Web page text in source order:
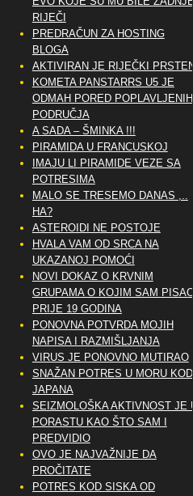
RIJEČI
PREDRAČUN ZA HOSTING
BLOGA
AKTIVIRAN JE RIJEČKI PRSTEN
KOMETA PANSTARRS U5 JE
ODMAH PORED POPLAVLJENIH
PODRUČJA
A SADA – ŠMINKA !!!
PIRAMIDA U FRANCUSKOJ
IMAJU LI PIRAMIDE VEZE SA
POTRESIMA
MALO SE TRESEMO DANAS ,..
HA?
ASTEROIDI NE POSTOJE
HVALA VAM OD SRCA NA
UKAZANOJ POMOĆI
NOVI DOKAZ O KRVNIM
GRUPAMA O KOJIM SAM PISAO
PRIJE 19 GODINA
PONOVNA POTVRDA MOJIH
NAPISA I RAZMIŠLJANJA
VIRUS JE PONOVNO MUTIRAO
SNAŽAN POTRES U MORU KOD
JAPANA
SEIZMOLOŠKA AKTIVNOST JE U
PORASTU KAO ŠTO SAM I
PREDVIDIO
OVO JE NAJVAŽNIJE DA
PROČITATE
POTRES KOD SISKA OD